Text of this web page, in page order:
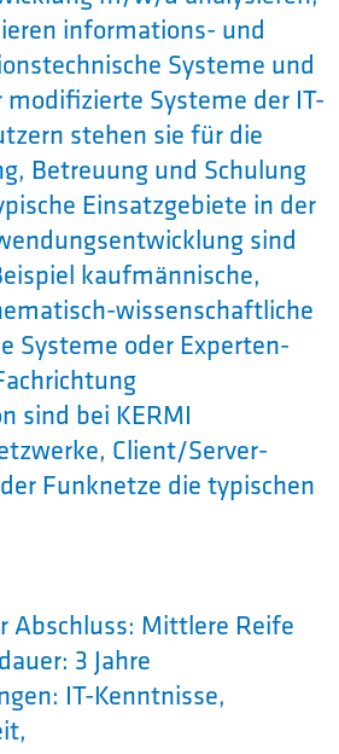
informations- und
Systeme und
Systeme der IT-
stehen sie für die
Betreuung und Schulung
Einsatzgebiete in der
sind
kaufmännische,
wissenschaftliche
Systeme oder Experten-
sind bei KERMI
Client/Server-
Funknetze die typischen
Abschluss: Mittlere Reife
3 Jahre
IT-Kenntnisse,